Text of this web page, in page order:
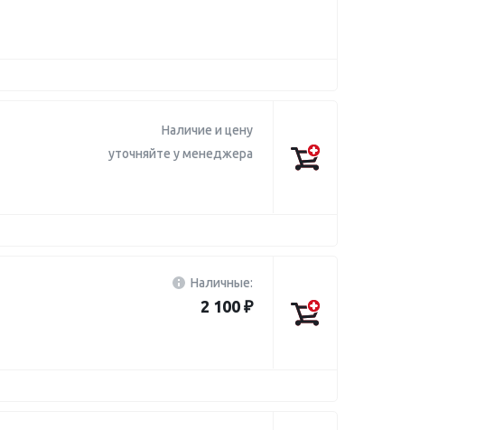
Наличие и цену
уточняйте у менеджера
Наличные:
2 100 ₽